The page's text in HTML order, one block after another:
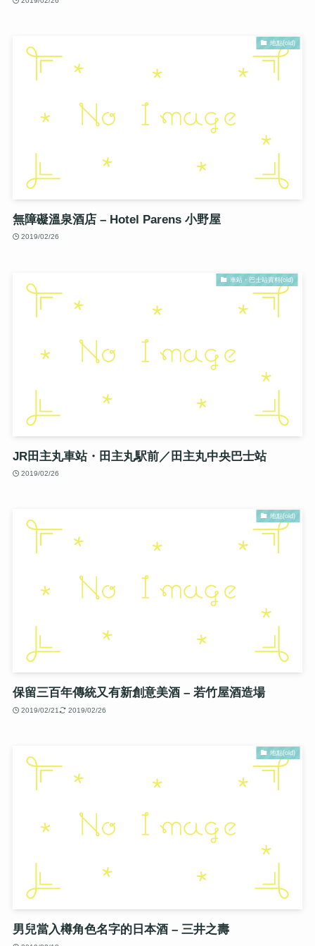
地點(old)
無障礙溫泉酒店 – Hotel Parens 小野屋
2019/02/26
車站・巴士站資料(old)
JR田主丸車站・田主丸駅前／田主丸中央巴士站
2019/02/26
地點(old)
保留三百年傳統又有新創意美酒 – 若竹屋酒造場
2019/02/21 2019/02/26
地點(old)
男兒當入樽角色名字的日本酒 – 三井之壽